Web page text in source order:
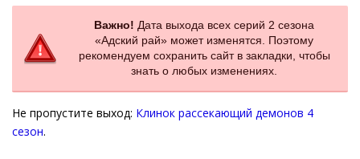
Важно! Дата выхода всех серий 2 сезона
«Адский рай» может изменятся. Поэтому
рекомендуем сохранить сайт в закладки, чтобы
знать о любых изменениях.
Не пропустите выход: Клинок рассекающий демонов 4
сезон.